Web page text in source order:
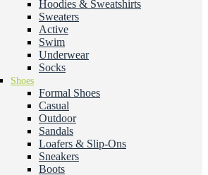
Hoodies & Sweatshirts
Sweaters
Active
Swim
Underwear
Socks
Shoes
Formal Shoes
Casual
Outdoor
Sandals
Loafers & Slip-Ons
Sneakers
Boots